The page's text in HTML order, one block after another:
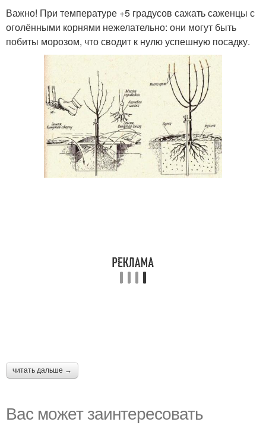
Важно! При температуре +5 градусов сажать саженцы с
оголёнными корнями нежелательно: они могут быть
побиты морозом, что сводит к нулю успешную посадку.
читать дальше →
Вас может заинтересовать